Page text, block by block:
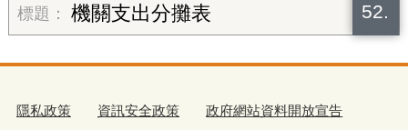
52.
機關支出分攤表
隱私政策 資訊安全政策 政府網站資料開放宣告